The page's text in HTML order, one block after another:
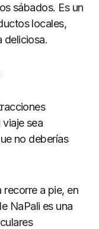
sábados. Es un
locales,
deliciosa.
sea
no deberías
recorre a pie, en
NaPali es una